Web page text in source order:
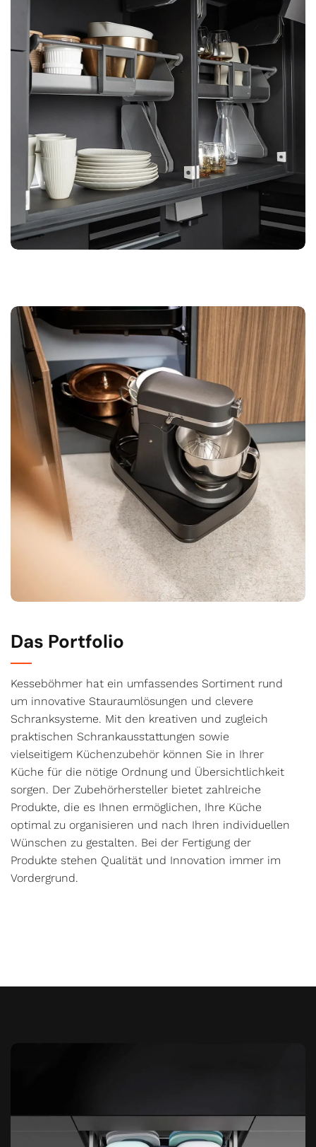
Das Portfolio
Kesseböhmer hat ein umfassendes Sortiment rund
um innovative Stauraumlösungen und clevere
Schranksysteme. Mit den kreativen und zugleich
praktischen Schrankausstattungen sowie
vielseitigem Küchenzubehör können Sie in Ihrer
Küche für die nötige Ordnung und Übersichtlichkeit
sorgen. Der Zubehörhersteller bietet zahlreiche
Produkte, die es Ihnen ermöglichen, Ihre Küche
optimal zu organisieren und nach Ihren individuellen
Wünschen zu gestalten. Bei der Fertigung der
Produkte stehen Qualität und Innovation immer im
Vordergrund.